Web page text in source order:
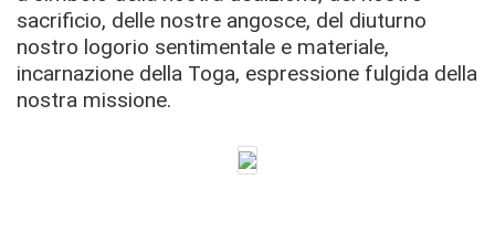
sacrificio, delle nostre angosce, del diuturno
nostro logorio sentimentale e materiale,
incarnazione della Toga, espressione fulgida della
nostra missione.